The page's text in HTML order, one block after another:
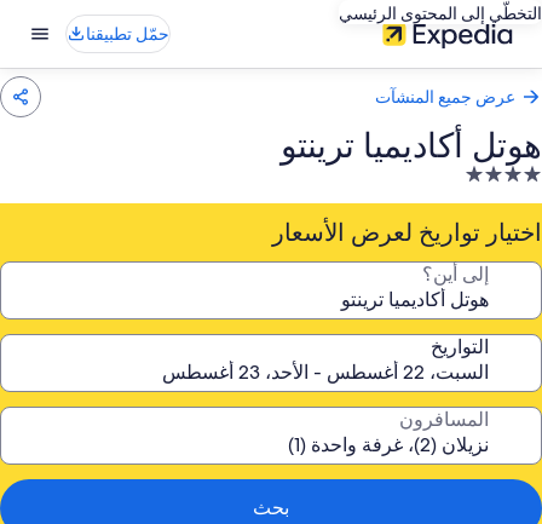
التخطّي إلى المحتوى الرئيسي
حمّل تطبيقنا
عرض جميع المنشآت
هوتل أكاديميا ترينتو
منشأة
فندقية
مصنفة
4.0
اختيار تواريخ لعرض الأسعار
إلى أين؟
التواريخ
المسافرون
بحث